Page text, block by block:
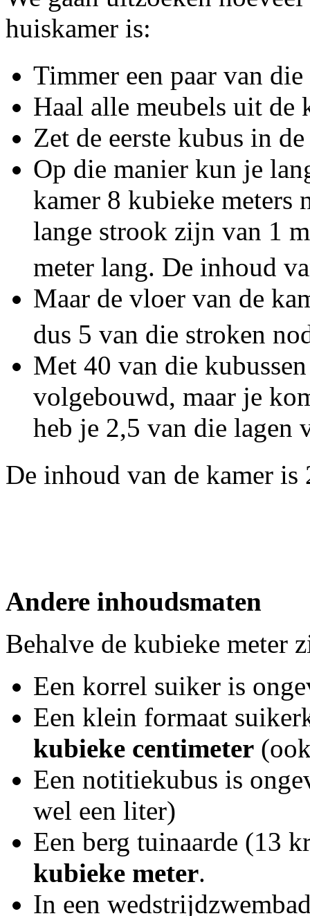
huiskamer is:
Timmer een paar van
Haal alle meubels uit de
Zet de eerste kubus in
Op die manier kun je
kamer 8 kubieke meters
lange strook zijn van 1
meter lang. De inhoud
Maar de vloer van de
dus 5 van die stroken
Met 40 van die
volgebouwd, maar je
heb je 2,5 van die lagen
De inhoud van de kamer
Andere inhoudsmaten
Behalve de kubieke meter
Een korrel suiker is
Een klein formaat
kubieke centimeter
Een notitiekubus is
wel een liter)
Een berg tuinaarde (13
kubieke meter.
In een